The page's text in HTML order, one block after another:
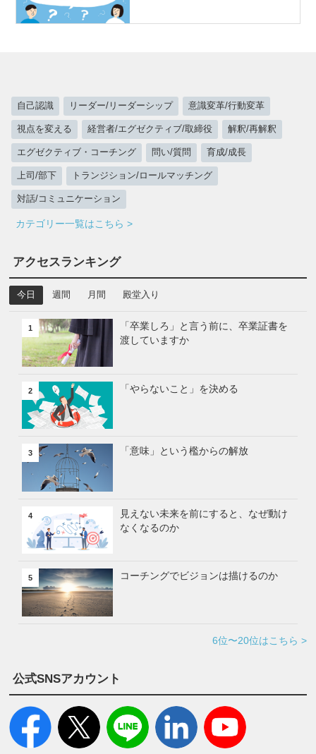
自己認識 リーダー/リーダーシップ 意識変革/行動変革
視点を変える 経営者/エグゼクティブ/取締役 解釈/再解釈
エグゼクティブ・コーチング 問い/質問 育成/成長
上司/部下 トランジション/ロールマッチング
対話/コミュニケーション
カテゴリー一覧はこちら >
アクセスランキング
今日 週間 月間 殿堂入り
1
「卒業しろ」と言う前に、卒業証書を
渡していますか
2 「やらないこと」を決める
3 「意味」という檻からの解放
4
見えない未来を前にすると、なぜ動け
なくなるのか
5 コーチングでビジョンは描けるのか
6位〜20位はこちら >
公式SNSアカウント